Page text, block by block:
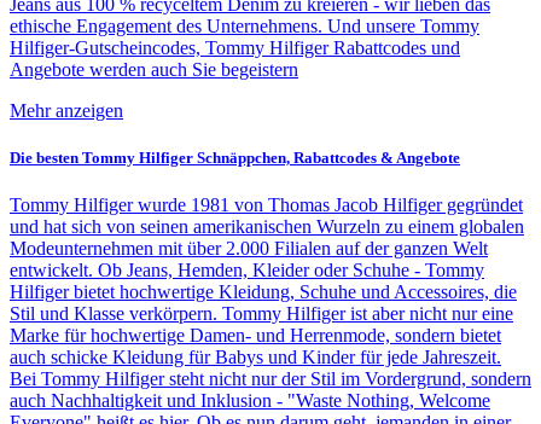
Jeans aus 100 % recyceltem Denim zu kreieren - wir lieben das
ethische Engagement des Unternehmens. Und unsere Tommy
Hilfiger-Gutscheincodes, Tommy Hilfiger Rabattcodes und
Angebote werden auch Sie begeistern
Mehr anzeigen
Die besten Tommy Hilfiger Schnäppchen, Rabattcodes & Angebote
Tommy Hilfiger wurde 1981 von Thomas Jacob Hilfiger gegründet
und hat sich von seinen amerikanischen Wurzeln zu einem globalen
Modeunternehmen mit über 2.000 Filialen auf der ganzen Welt
entwickelt. Ob Jeans, Hemden, Kleider oder Schuhe - Tommy
Hilfiger bietet hochwertige Kleidung, Schuhe und Accessoires, die
Stil und Klasse verkörpern. Tommy Hilfiger ist aber nicht nur eine
Marke für hochwertige Damen- und Herrenmode, sondern bietet
auch schicke Kleidung für Babys und Kinder für jede Jahreszeit.
Bei Tommy Hilfiger steht nicht nur der Stil im Vordergrund, sondern
auch Nachhaltigkeit und Inklusion - "Waste Nothing, Welcome